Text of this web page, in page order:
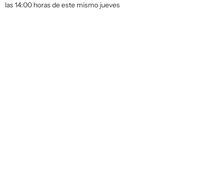
las 14:00 horas de este mismo jueves